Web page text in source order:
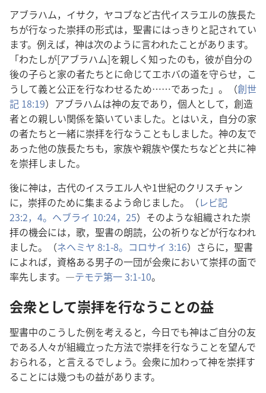
アブラハム，イサク，ヤコブなど古代イスラエルの族長た
ちが行なった崇拝の形式は，聖書にはっきりと記されてい
ます。例えば，神は次のように言われたことがあります。
「わたしが[アブラハム]を親しく知ったのも，彼が自分の
後の子らと家の者たちとに命じてエホバの道を守らせ，こ
うして義と公正を行なわせるため……であった」。（創世
記 18:19）アブラハムは神の友であり，個人として，創造
者との親しい関係を築いていました。とはいえ，自分の家
の者たちと一緒に崇拝を行なうこともしました。神の友で
あった他の族長たちも，家族や親族や僕たちなどと共に神
を崇拝しました。
後に神は，古代のイスラエル人や1世紀のクリスチャン
に，崇拝のために集まるよう命じました。（レビ記
23:2， 4。 ヘブライ 10:24，25）そのような組織された崇
拝の機会には，歌，聖書の朗読，公の祈りなどが行なわれ
ました。（ネヘミヤ 8:1-8。 コロサイ 3:16）さらに，聖書
によれば，資格ある男子の一団が会衆において崇拝の面で
率先します。―テモテ第一 3:1-10。
会衆として崇拝を行なうことの益
聖書中のこうした例を考えると，今日でも神はご自分の友
である人々が組織立った方法で崇拝を行なうことを望んで
おられる，と言えるでしょう。会衆に加わって神を崇拝す
ることには幾つもの益があります。